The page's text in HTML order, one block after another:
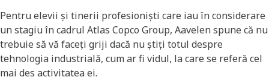
Pentru elevii și tinerii profesioniști care iau în considerare
un stagiu în cadrul Atlas Copco Group, Aavelen spune că nu
trebuie să vă faceți griji dacă nu știți totul despre
tehnologia industrială, cum ar fi vidul, la care se referă cel
mai des activitatea ei.